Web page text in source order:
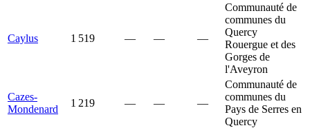
Caylus 1 519 — — —
Communauté de
communes du
Quercy
Rouergue et des
Gorges de
l'Aveyron
Cazes-
Mondenard
1 219 — — —
Communauté de
communes du
Pays de Serres en
Quercy